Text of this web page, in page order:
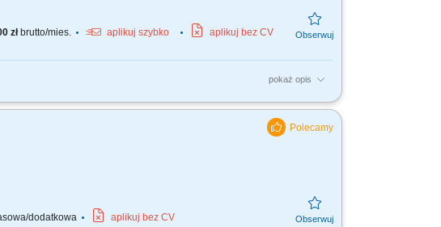
złbrutto/mies. aplikuj szybko aplikuj bez CV
pokaż opis
i przygotowywanie wysyłek, ogólne prace
dodatkowa aplikuj bez CV